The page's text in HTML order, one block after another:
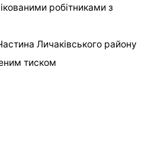
робітниками з
Личаківського району
тиском